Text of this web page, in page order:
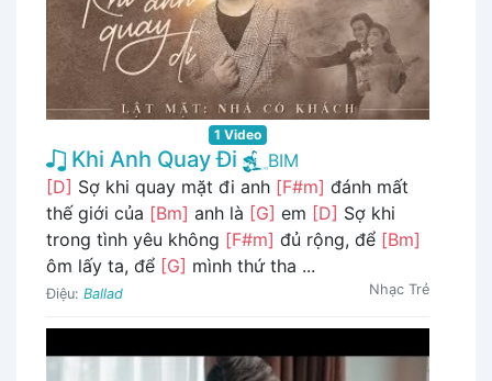
1 Video
Khi Anh Quay Đi
BIM
[D] Sợ khi quay mặt đi anh [F#m] đánh mất
thế giới của [Bm] anh là [G] em [D] Sợ khi
trong tình yêu không [F#m] đủ rộng, để [Bm]
ôm lấy ta, để [G] mình thứ tha ...
Điệu: Ballad Nhạc Trẻ